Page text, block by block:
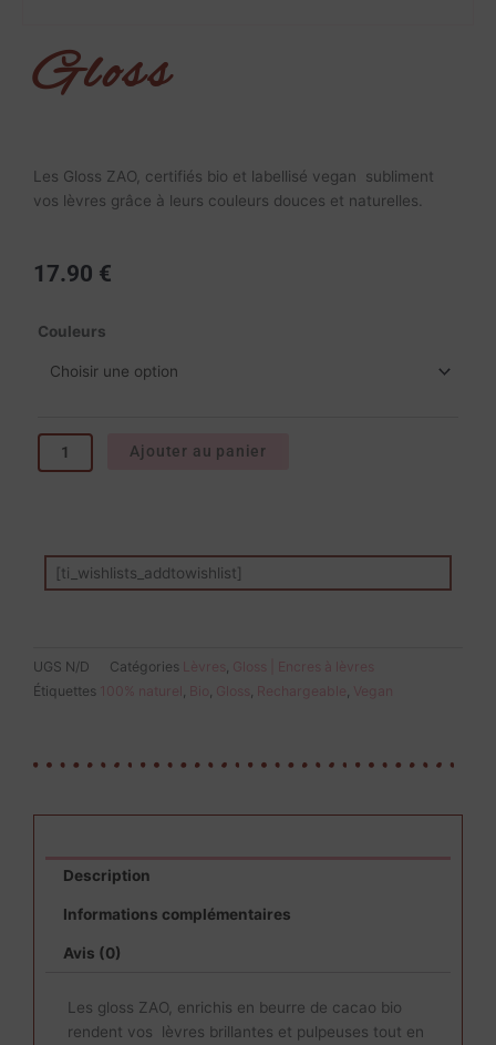
Gloss
Les Gloss ZAO, certifiés bio et labellisé vegan subliment
vos lèvres grâce à leurs couleurs douces et naturelles.
17.90 €
Couleurs
quantité
Gloss
Ajouter au panier
[ti_wishlists_addtowishlist]
UGS N/D Catégories Lèvres , Gloss | Encres à lèvres
Étiquettes 100% naturel, Bio , Gloss , Rechargeable, Vegan
Description
Informations complémentaires
Avis (0)
Les gloss ZAO, enrichis en beurre de cacao bio
rendent vos lèvres brillantes et pulpeuses tout en